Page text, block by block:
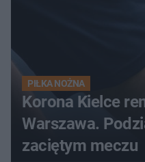
PIŁKA NOŻNA
Korona Kielce
Warszawa.
zaciętym meczu